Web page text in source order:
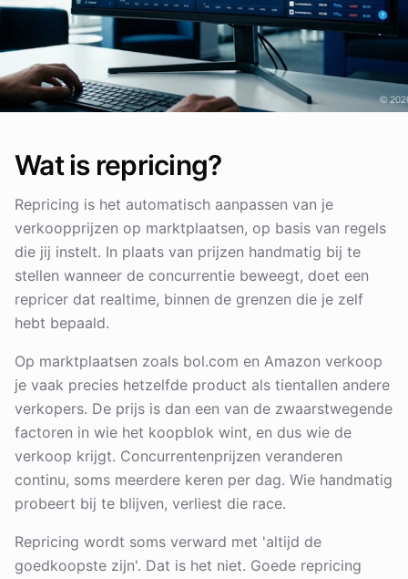
Wat is repricing?
Repricing is het automatisch aanpassen van je
verkoopprijzen op marktplaatsen, op basis van regels
die jij instelt. In plaats van prijzen handmatig bij te
stellen wanneer de concurrentie beweegt, doet een
repricer dat realtime, binnen de grenzen die je zelf
hebt bepaald.
Op marktplaatsen zoals bol.com en Amazon verkoop
je vaak precies hetzelfde product als tientallen andere
verkopers. De prijs is dan een van de zwaarstwegende
factoren in wie het koopblok wint, en dus wie de
verkoop krijgt. Concurrentenprijzen veranderen
continu, soms meerdere keren per dag. Wie handmatig
probeert bij te blijven, verliest die race.
Repricing wordt soms verward met 'altijd de
goedkoopste zijn'. Dat is het niet. Goede repricing